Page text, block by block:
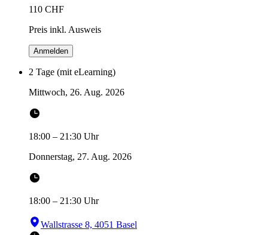
110 CHF
Preis inkl. Ausweis
Anmelden
2 Tage (mit eLearning)
Mittwoch, 26. Aug. 2026
18:00 – 21:30 Uhr
Donnerstag, 27. Aug. 2026
18:00 – 21:30 Uhr
Wallstrasse 8, 4051 Basel